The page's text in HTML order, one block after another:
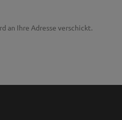
an Ihre Adresse verschickt.